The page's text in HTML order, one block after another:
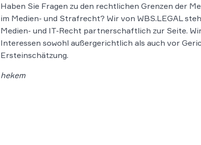
Haben Sie Fragen zu den rechtlichen Grenzen der
im Medien- und Strafrecht? Wir von WBS.LEGAL
Medien- und IT-Recht partnerschaftlich zur Seite.
Interessen sowohl außergerichtlich als auch vor
Ersteinschätzung.
hekem